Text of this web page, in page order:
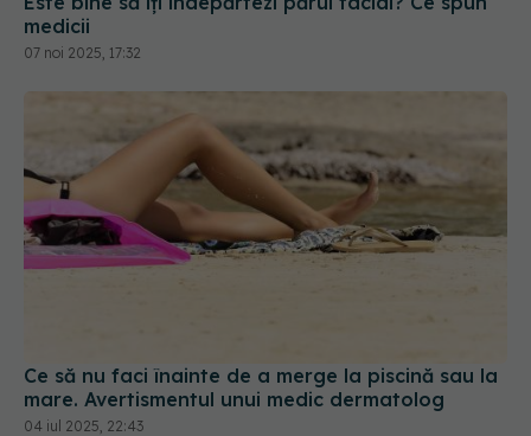
medicii
07 noi 2025, 17:32
Ce să nu faci înainte de a merge la piscină sau la
mare. Avertismentul unui medic dermatolog
04 iul 2025, 22:43